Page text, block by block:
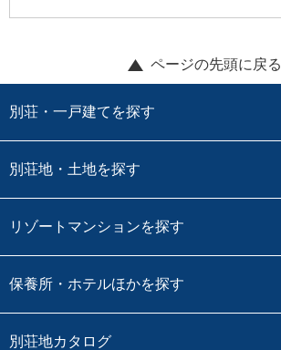
ページの先頭に戻る
別荘・一戸建てを探す
別荘地・土地を探す
リゾートマンションを探す
保養所・ホテルほかを探す
別荘地カタログ